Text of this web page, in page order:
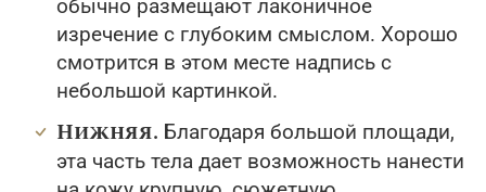
обычно размещают лаконичное
изречение с глубоким смыслом. Хорошо
смотрится в этом месте надпись с
небольшой картинкой.
Нижняя. Благодаря большой площади,
эта часть тела дает возможность нанести